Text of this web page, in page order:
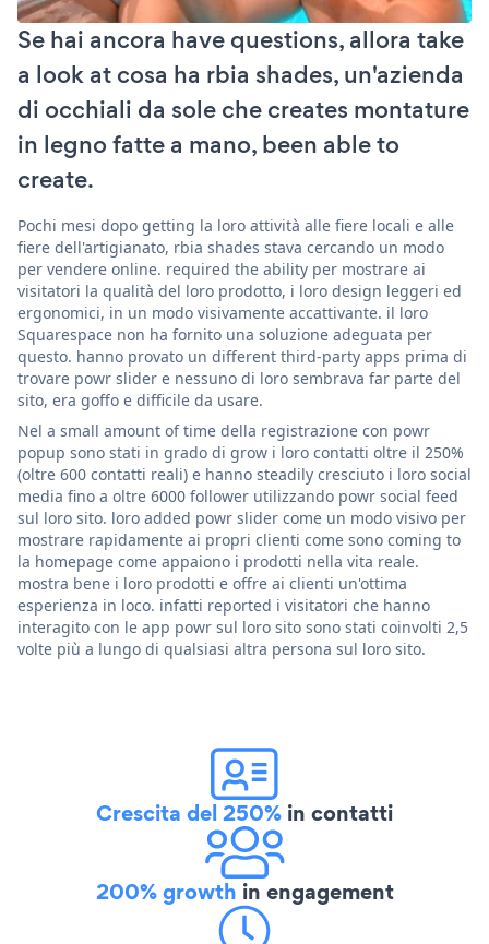
Se hai ancora have questions, allora take
a look at cosa ha rbia shades, un'azienda
di occhiali da sole che creates montature
in legno fatte a mano, been able to
create.
Pochi mesi dopo getting la loro attività alle fiere locali e alle
fiere dell'artigianato, rbia shades stava cercando un modo
per vendere online. required the ability per mostrare ai
visitatori la qualità del loro prodotto, i loro design leggeri ed
ergonomici, in un modo visivamente accattivante. il loro
Squarespace non ha fornito una soluzione adeguata per
questo. hanno provato un different third-party apps prima di
trovare powr slider e nessuno di loro sembrava far parte del
sito, era goffo e difficile da usare.
Nel a small amount of time della registrazione con powr
popup sono stati in grado di grow i loro contatti oltre il 250%
(oltre 600 contatti reali) e hanno steadily cresciuto i loro social
media fino a oltre 6000 follower utilizzando powr social feed
sul loro sito. loro added powr slider come un modo visivo per
mostrare rapidamente ai propri clienti come sono coming to
la homepage come appaiono i prodotti nella vita reale.
mostra bene i loro prodotti e offre ai clienti un'ottima
esperienza in loco. infatti reported i visitatori che hanno
interagito con le app powr sul loro sito sono stati coinvolti 2,5
volte più a lungo di qualsiasi altra persona sul loro sito.
Crescita del 250% in contatti
200% growth in engagement